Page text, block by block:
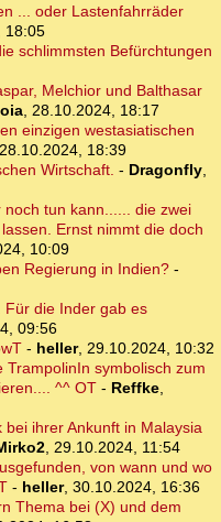
... oder Lastenfahrräder
18:05
schlimmsten Befürchtungen
Melchior und Balthasar
, 28.10.2024, 18:17
einzigen westasiatischen
28.10.2024, 18:39
Wirtschaft. - Dragonfly,
tun kann...... die zwei
Ernst nimmt die doch
10:09
Regierung in Indien?-
Für die Inder gab es
09:56
- heller, 29.10.2024, 10:32
symbolisch zum
^^ OT - Reffke,
ihrer Ankunft in Malaysia
, 29.10.2024, 11:54
von wann und wo
- heller, 30.10.2024, 16:36
Thema bei (X) und dem